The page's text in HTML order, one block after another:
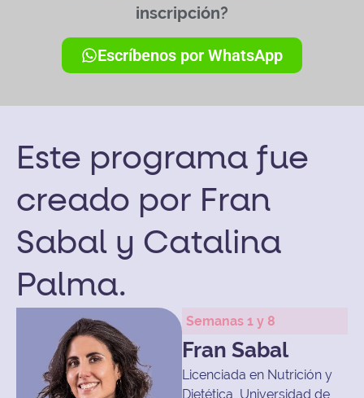
inscripción?
Escríbenos por WhatsApp
Este programa fue
creado por Fran
Sabal y Catalina
Palma.
Semanas 1 y 8
Fran Sabal
Licenciada en Nutrición y
Dietética, Universidad de